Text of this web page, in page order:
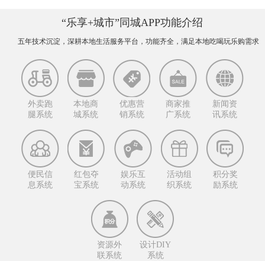
“乐享+城市”同城APP功能介绍
五年技术沉淀，深耕本地生活服务平台，功能齐全，满足本地吃喝玩乐购需求
外卖跑
腿系统
本地商
城系统
优惠营
销系统
商家推
广系统
新闻资
讯系统
便民信
息系统
红包夺
宝系统
娱乐互
动系统
活动组
织系统
积分奖
励系统
资源外
联系统
设计DIY
系统